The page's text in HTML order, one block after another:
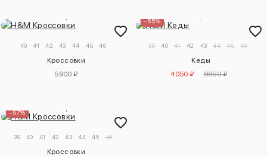
40 41 42 43 44 45 46
Кроссовки
5900 ₽
–55%
39 40 41 42 43 44 45 46
Кеды
4050 ₽
8850 ₽
–57%
39 40 41 42 43 44 45 46
Кроссовки